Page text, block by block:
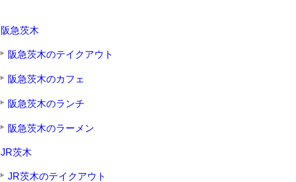
阪急茨木
阪急茨木のテイクアウト
阪急茨木のカフェ
阪急茨木のランチ
阪急茨木のラーメン
JR茨木
JR茨木のテイクアウト